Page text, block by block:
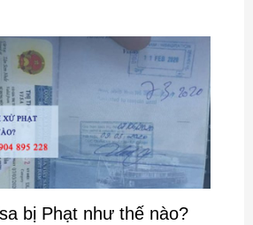
bị Phạt như thế nào?